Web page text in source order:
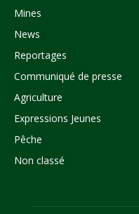
Mines
News
Reportages
Communiqué de presse
Agriculture
Expressions Jeunes
Pêche
Non classé